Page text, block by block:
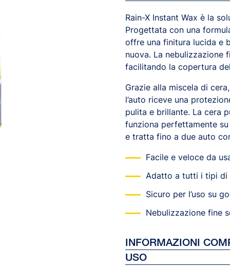
Rain-X Instant Wax è la
Progettata con una
offre una finitura lucida e
nuova. La nebulizzazione
facilitando la copertura
Grazie alla miscela di
l’auto riceve una
pulita e brillante. La cera
funziona perfettamente
e tratta fino a due auto
Facile e veloce da
Adatto a tutti i tipi di
Sicuro per l’uso su
Nebulizzazione fine
INFORMAZIONI
USO